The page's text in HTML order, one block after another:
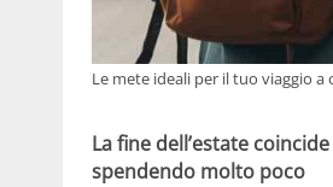
Le mete ideali per il tuo viaggio
La fine dell’estate
spendendo molto poco